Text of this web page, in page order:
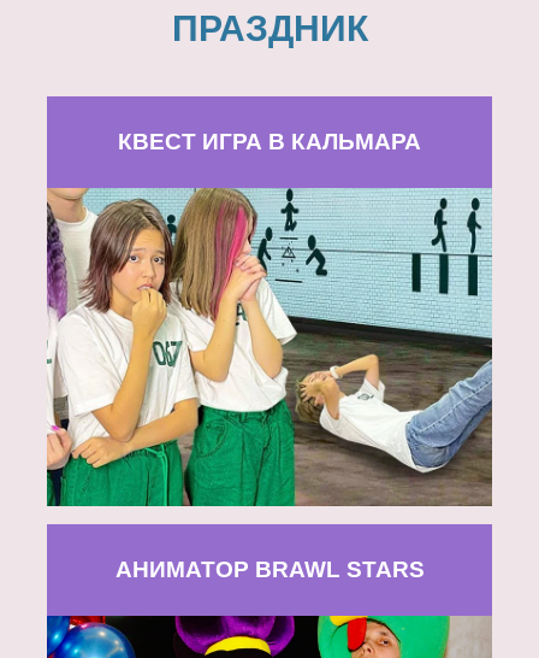
ПРАЗДНИК
КВЕСТ ИГРА В КАЛЬМАРА
АНИМАТОР BRAWL STARS